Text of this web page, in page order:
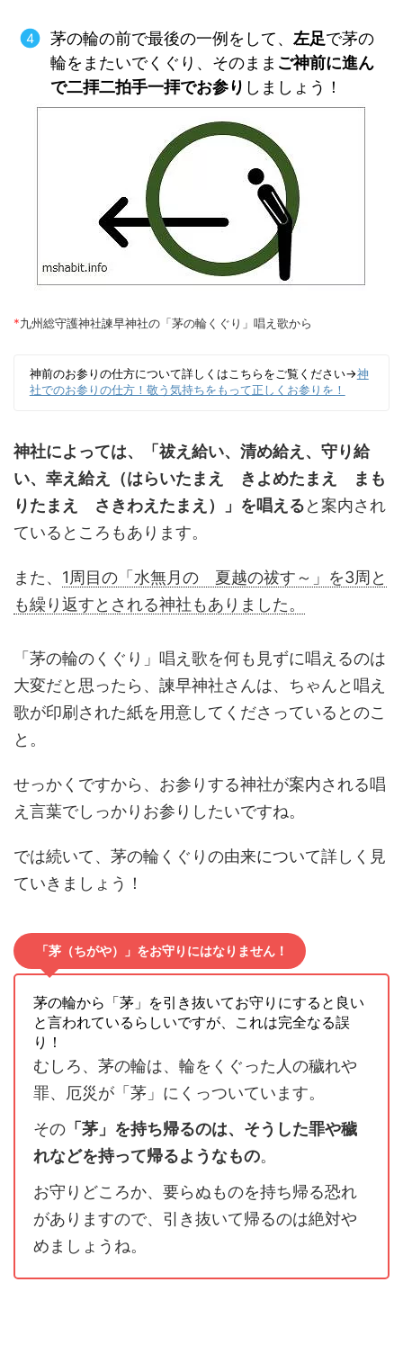
茅の輪の前で最後の一例をして、 左足で茅の
輪をまたいでくぐり、そのまま ご神前に進ん
で二拝二拍手一拝でお参り しましょう！
*九州総守護神社諫早神社の「茅の輪くぐり」唱え歌から
神前のお参りの仕方について詳しくはこちらをご覧ください→神
社でのお参りの仕方！敬う気持ちをもって正しくお参りを！
神社によっては、「祓え給い、清め給え、守り給
い、幸え給え（はらいたまえ きよめたまえ まも
りたまえ さきわえたまえ）」を唱えると案内され
ているところもあります。
また、 1周目の「水無月の 夏越の祓す～」を3周と
も繰り返すとされる神社もありました。
「茅の輪のくぐり」唱え歌を何も見ずに唱えるのは
大変だと思ったら、諫早神社さんは、ちゃんと唱え
歌が印刷された紙を用意してくださっているとのこ
と。
せっかくですから、お参りする神社が案内される唱
え言葉でしっかりお参りしたいですね。
では続いて、茅の輪くぐりの由来について詳しく見
ていきましょう！
「茅（ちがや）」をお守りにはなりません！
茅の輪から「茅」を引き抜いてお守りにすると良い
と言われているらしいですが、これは完全なる誤
り！
むしろ、茅の輪は、輪をくぐった人の穢れや
罪、厄災が「茅」にくっついています。
その 「茅」を持ち帰るのは、そうした罪や穢
れなどを持って帰るようなもの。
お守りどころか、要らぬものを持ち帰る恐れ
がありますので、引き抜いて帰るのは絶対や
めましょうね。